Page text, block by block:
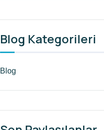
Blog Kategorileri
Blog